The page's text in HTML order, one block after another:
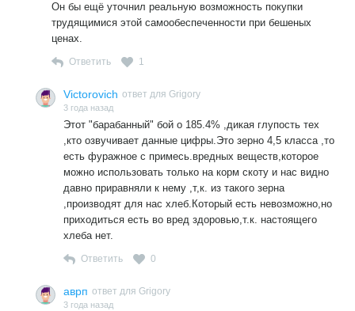
Он бы ещё уточнил реальную возможность покупки
трудящимися этой самообеспеченности при бешеных
ценах.
Ответить 1
Victorovich ответ для Grigory
3 года назад
Этот "барабанный" бой о 185.4% ,дикая глупость тех
,кто озвучивает данные цифры.Это зерно 4,5 класса ,то
есть фуражное с примесь.вредных веществ,которое
можно использовать только на корм скоту и нас видно
давно приравняли к нему ,т,к. из такого зерна
,производят для нас хлеб.Который есть невозможно,но
приходиться есть во вред здоровью,т.к. настоящего
хлеба нет.
Ответить 0
аврп ответ для Grigory
3 года назад